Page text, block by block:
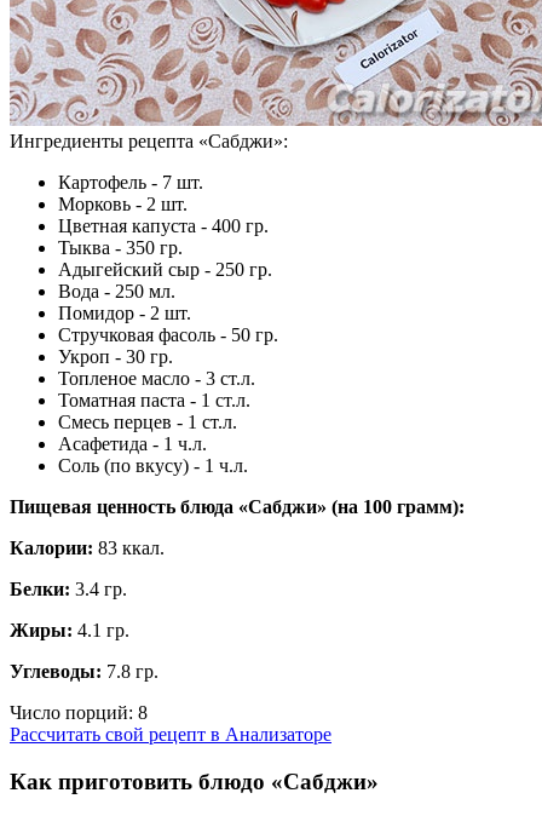
Ингредиенты рецепта «Сабджи»:
Картофель - 7 шт.
Морковь - 2 шт.
Цветная капуста - 400 гр.
Тыква - 350 гр.
Адыгейский сыр - 250 гр.
Вода - 250 мл.
Помидор - 2 шт.
Стручковая фасоль - 50 гр.
Укроп - 30 гр.
Топленое масло - 3 ст.л.
Томатная паста - 1 ст.л.
Смесь перцев - 1 ст.л.
Асафетида - 1 ч.л.
Соль (по вкусу) - 1 ч.л.
Пищевая ценность блюда «Сабджи» (на 100 грамм):
Калории: 83 ккал.
Белки: 3.4 гр.
Жиры: 4.1 гр.
Углеводы: 7.8 гр.
Число порций: 8
Рассчитать свой рецепт в Анализаторе
Как приготовить блюдо «Сабджи»